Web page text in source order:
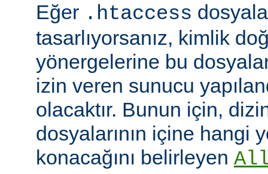
Eğer .htaccess
tasarlıyorsanız, kimlik
yönergelerine bu
izin veren sunucu
olacaktır. Bunun için,
dosyalarının içine hangi
konacağını belirleyen